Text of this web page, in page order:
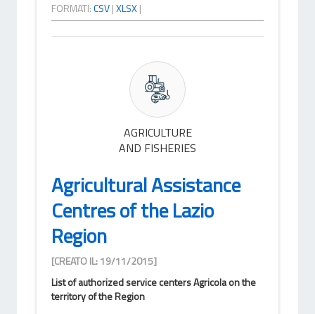
FORMATI:CSV|XLSX|
AGRICULTURE
AND FISHERIES
Agricultural Assistance
Centres of the Lazio
Region
[CREATO IL: 19/11/2015]
List of authorized service centers Agricola on the
territory of the Region